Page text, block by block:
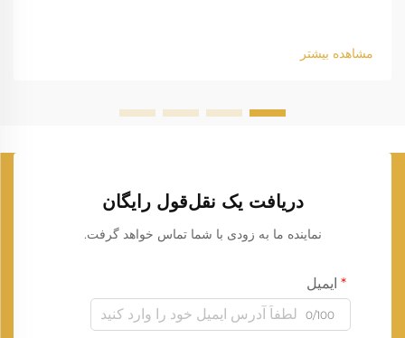
مشاهده بیشتر
دریافت یک نقل‌قول رایگان
نماینده ما به زودی با شما تماس خواهد گرفت.
ایمیل
0/100